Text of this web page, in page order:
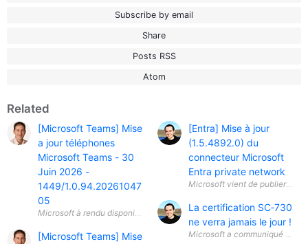
Subscribe by email
Share
Posts RSS
Atom
Related
[Microsoft Teams] Mise
a jour téléphones
Microsoft Teams - 30
Juin 2026 -
1449/1.0.94.20261047
05
[Microsoft Teams] Mise
[Entra] Mise à jour
(1.5.4892.0) du
connecteur Microsoft
Entra private network
Microsoft vient de publier une
La certification SC‑730
ne verra jamais le jour !
Microsoft a communiqué une